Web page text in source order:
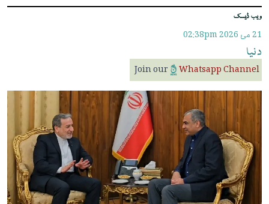
ویب ڈیسک
21 مئ 2026 02:38pm
دنیا
Join our Whatsapp Channel